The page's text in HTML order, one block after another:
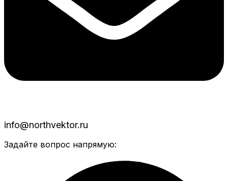
info@northvektor.ru
Задайте вопрос напрямую: